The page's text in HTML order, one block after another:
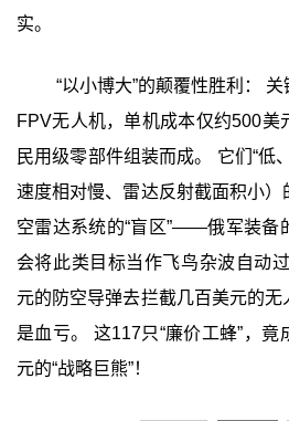
实。
“以小博大”的颠覆性胜利：
FPV无人机，单机成本仅约500美
民用级零部件组装而成。 它们“低
速度相对慢、雷达反射截面积小
空雷达系统的“盲区”——俄军装备
会将此类目标当作飞鸟杂波自动
元的防空导弹去拦截几百美元的
是血亏。 这117只“廉价工蜂”，
元的“战略巨熊”！